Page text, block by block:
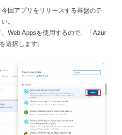
回アプリをリリースする基盤のテ
。
Web Appsを使用するので、「Azur
選択します。